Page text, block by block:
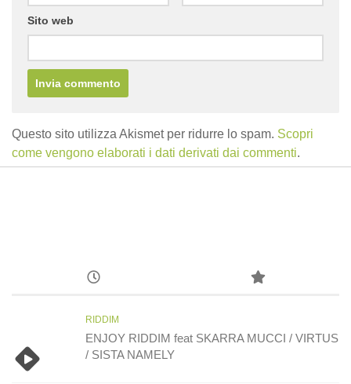
Sito web
Questo sito utilizza Akismet per ridurre lo spam. Scopri
come vengono elaborati i dati derivati dai commenti.
RIDDIM
ENJOY RIDDIM feat SKARRA MUCCI / VIRTUS
/ SISTA NAMELY